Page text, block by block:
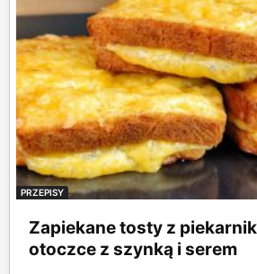
PRZEPISY
Zapiekane tosty z
otoczce z szynką i serem